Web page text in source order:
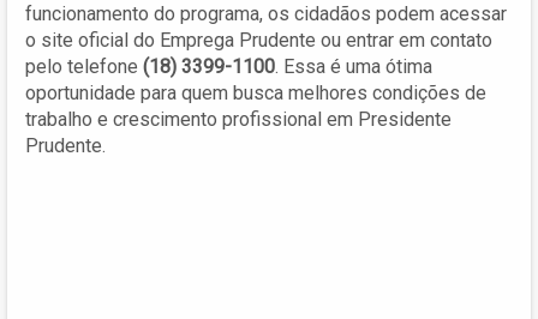
funcionamento do programa, os cidadãos podem acessar
o site oficial do Emprega Prudente ou entrar em contato
pelo telefone (18) 3399-1100. Essa é uma ótima
oportunidade para quem busca melhores condições de
trabalho e crescimento profissional em Presidente
Prudente.